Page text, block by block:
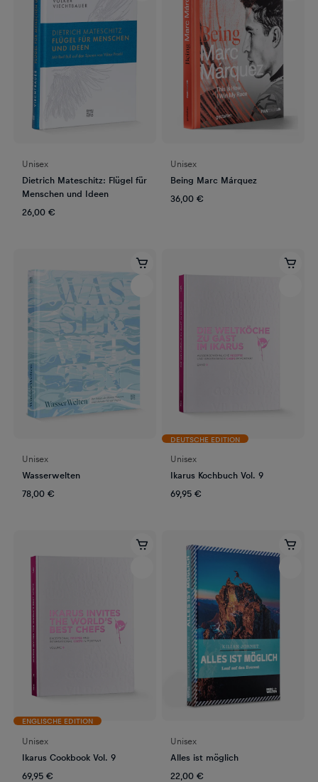
Unisex
Dietrich Mateschitz: Flügel für
Menschen und Ideen
26,00 €
Unisex
Being Marc Márquez
36,00 €
Unisex
Wasserwelten
78,00 €
DEUTSCHE EDITION
Unisex
Ikarus Kochbuch Vol. 9
69,95 €
ENGLISCHE EDITION
Unisex
Ikarus Cookbook Vol. 9
69,95 €
Unisex
Alles ist möglich
22,00 €